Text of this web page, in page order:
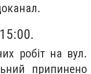
робіт на вул.
припинено